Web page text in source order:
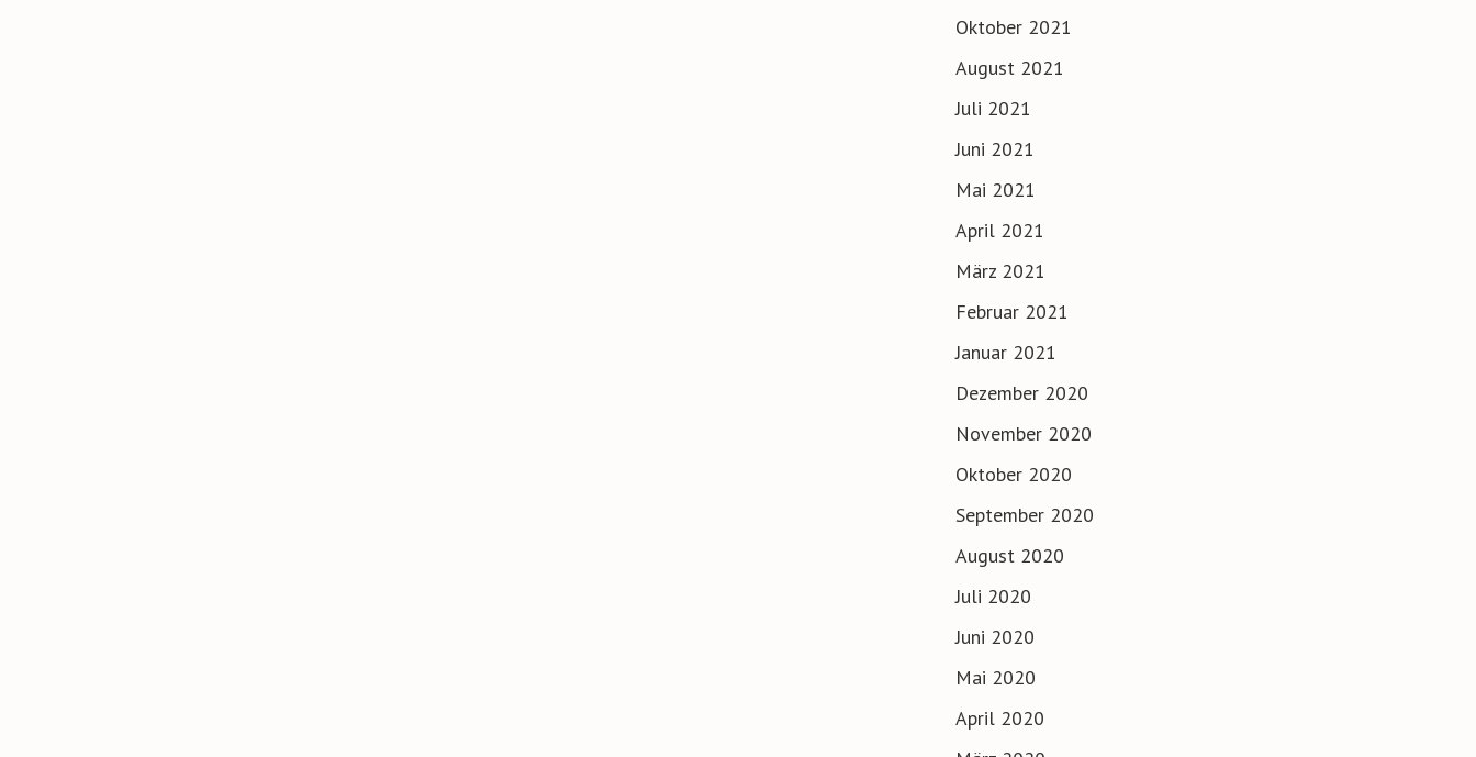
Oktober 2021
August 2021
Juli 2021
Juni 2021
Mai 2021
April 2021
März 2021
Februar 2021
Januar 2021
Dezember 2020
November 2020
Oktober 2020
September 2020
August 2020
Juli 2020
Juni 2020
Mai 2020
April 2020